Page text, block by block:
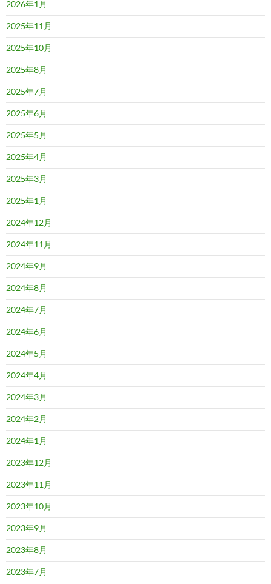
2026年1月
2025年11月
2025年10月
2025年8月
2025年7月
2025年6月
2025年5月
2025年4月
2025年3月
2025年1月
2024年12月
2024年11月
2024年9月
2024年8月
2024年7月
2024年6月
2024年5月
2024年4月
2024年3月
2024年2月
2024年1月
2023年12月
2023年11月
2023年10月
2023年9月
2023年8月
2023年7月